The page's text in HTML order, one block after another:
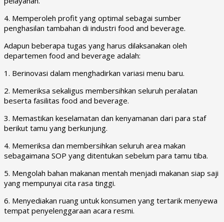
4. Memperoleh profit yang optimal sebagai sumber
penghasilan tambahan di industri food and beverage.
Adapun beberapa tugas yang harus dilaksanakan oleh
departemen food and beverage adalah:
1. Berinovasi dalam menghadirkan variasi menu baru.
2. Memeriksa sekaligus membersihkan seluruh peralatan
beserta fasilitas food and beverage.
3. Memastikan keselamatan dan kenyamanan dari para staf
berikut tamu yang berkunjung.
4. Memeriksa dan membersihkan seluruh area makan
sebagaimana SOP yang ditentukan sebelum para tamu tiba.
5. Mengolah bahan makanan mentah menjadi makanan siap saji
yang mempunyai cita rasa tinggi.
6. Menyediakan ruang untuk konsumen yang tertarik menyewa
tempat penyelenggaraan acara resmi.